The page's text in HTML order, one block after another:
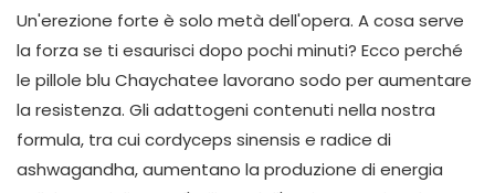
Un'erezione forte è solo metà dell'opera. A cosa serve
la forza se ti esaurisci dopo pochi minuti? Ecco perché
le pillole blu Chaychatee lavorano sodo per aumentare
la resistenza. Gli adattogeni contenuti nella nostra
formula, tra cui cordyceps sinensis e radice di
ashwagandha, aumentano la produzione di energia